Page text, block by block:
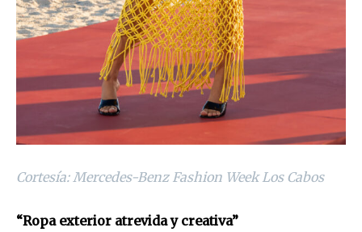
Cortesía: Mercedes-Benz Fashion Week Los Cabos
“Ropa exterior atrevida y creativa”